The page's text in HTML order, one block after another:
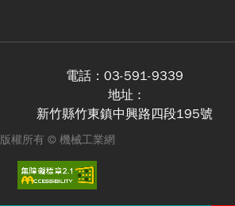
電話： 03-591-9339
地址 :
新竹縣竹東鎮中興路四段195號
版權所有 © 機械工業網